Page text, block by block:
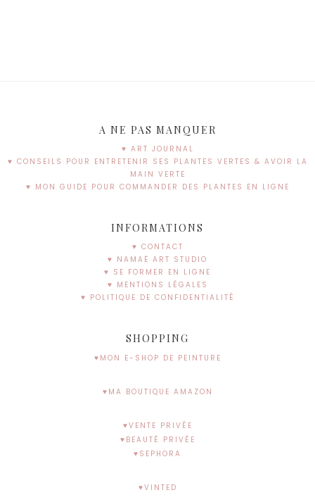
A NE PAS MANQUER
♥ ART JOURNAL
♥ CONSEILS POUR ENTRETENIR SES PLANTES VERTES & AVOIR LA
MAIN VERTE
♥ MON GUIDE POUR COMMANDER DES PLANTES EN LIGNE
INFORMATIONS
♥ CONTACT
♥ NAMAË ART STUDIO
♥ SE FORMER EN LIGNE
♥ MENTIONS LÉGALES
♥ POLITIQUE DE CONFIDENTIALITÉ
SHOPPING
♥MON E-SHOP DE PEINTURE
♥MA BOUTIQUE AMAZON
♥VENTE PRIVÉE
♥BEAUTÉ PRIVÉE
♥SEPHORA
♥VINTED